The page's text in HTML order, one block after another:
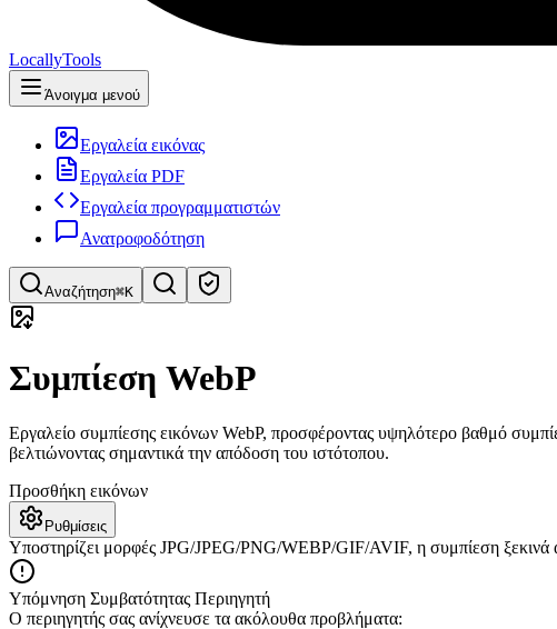
LocallyTools
Άνοιγμα μενού
Εργαλεία εικόνας
Εργαλεία PDF
Εργαλεία προγραμματιστών
Ανατροφοδότηση
Αναζήτηση⌘K
Αναζήτηση εργαλείων
Γρήγορη αναζήτηση εργαλείων
Συμπίεση WebP
Εργαλείο συμπίεσης εικόνων WebP, προσφέροντας υψηλότερο βαθμό
βελτιώνοντας σημαντικά την απόδοση του ιστότοπου.
Προσθήκη εικόνων
Ρυθμίσεις
Υποστηρίζει μορφές JPG/JPEG/PNG/WEBP/GIF/AVIF, η συμπίεση ξεκινά
Υπόμνηση Συμβατότητας Περιηγητή
Ο περιηγητής σας ανίχνευσε τα ακόλουθα προβλήματα: